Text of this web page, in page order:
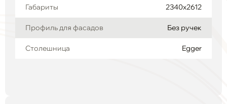
Габариты 2340х2612
Профиль для фасадов Без ручек
Столешница Egger